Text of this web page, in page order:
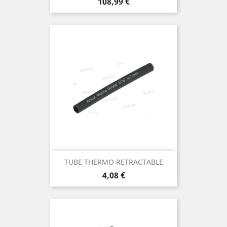
TUBE THERMO RETRACTABLE
Prix
4,08 €